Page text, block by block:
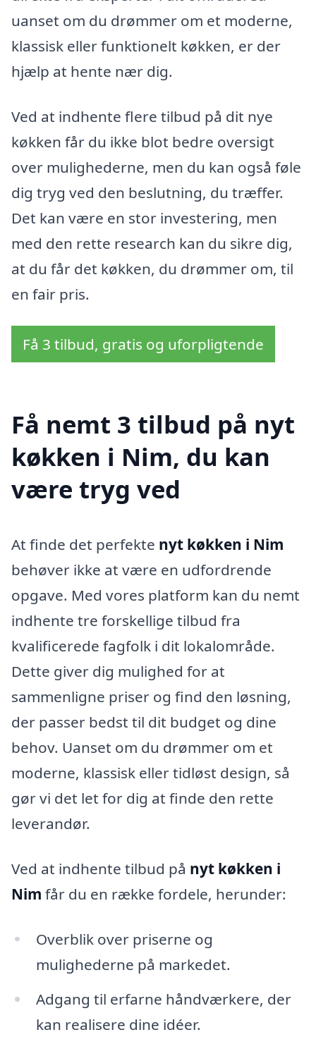
uanset om du drømmer om et moderne,
klassisk eller funktionelt køkken, er der
hjælp at hente nær dig.
Ved at indhente flere tilbud på dit nye
køkken får du ikke blot bedre oversigt
over mulighederne, men du kan også føle
dig tryg ved den beslutning, du træffer.
Det kan være en stor investering, men
med den rette research kan du sikre dig,
at du får det køkken, du drømmer om, til
en fair pris.
Få 3 tilbud, gratis og uforpligtende
Få nemt 3 tilbud på nyt
køkken i Nim, du kan
være tryg ved
At finde det perfekte nyt køkken i Nim
behøver ikke at være en udfordrende
opgave. Med vores platform kan du nemt
indhente tre forskellige tilbud fra
kvalificerede fagfolk i dit lokalområde.
Dette giver dig mulighed for at
sammenligne priser og find den løsning,
der passer bedst til dit budget og dine
behov. Uanset om du drømmer om et
moderne, klassisk eller tidløst design, så
gør vi det let for dig at finde den rette
leverandør.
Ved at indhente tilbud på nyt køkken i
Nim får du en række fordele, herunder:
Overblik over priserne og
mulighederne på markedet.
Adgang til erfarne håndværkere, der
kan realisere dine idéer.